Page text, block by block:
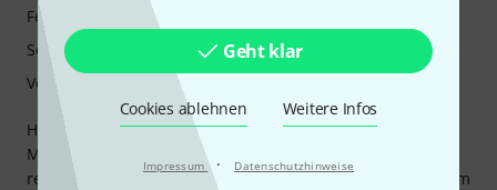
Geht klar
Cookies ablehnen Weitere Infos
Impressum · Datenschutzhinweise
Hier handelt es sich um einen hervorragenden Amp.
Metal macht er sowieso, hier bleibt er tight und bietet
reichlich Gain. Mit dem Mid-Boost an und zurückgeregeltem
Features
Sound
Verarbeitung